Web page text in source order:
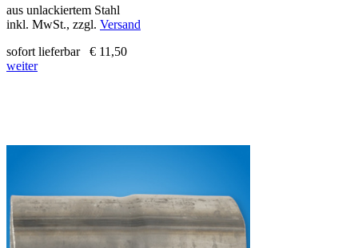
aus unlackiertem Stahl
inkl. MwSt., zzgl. Versand
sofort lieferbar
€ 11,50
weiter